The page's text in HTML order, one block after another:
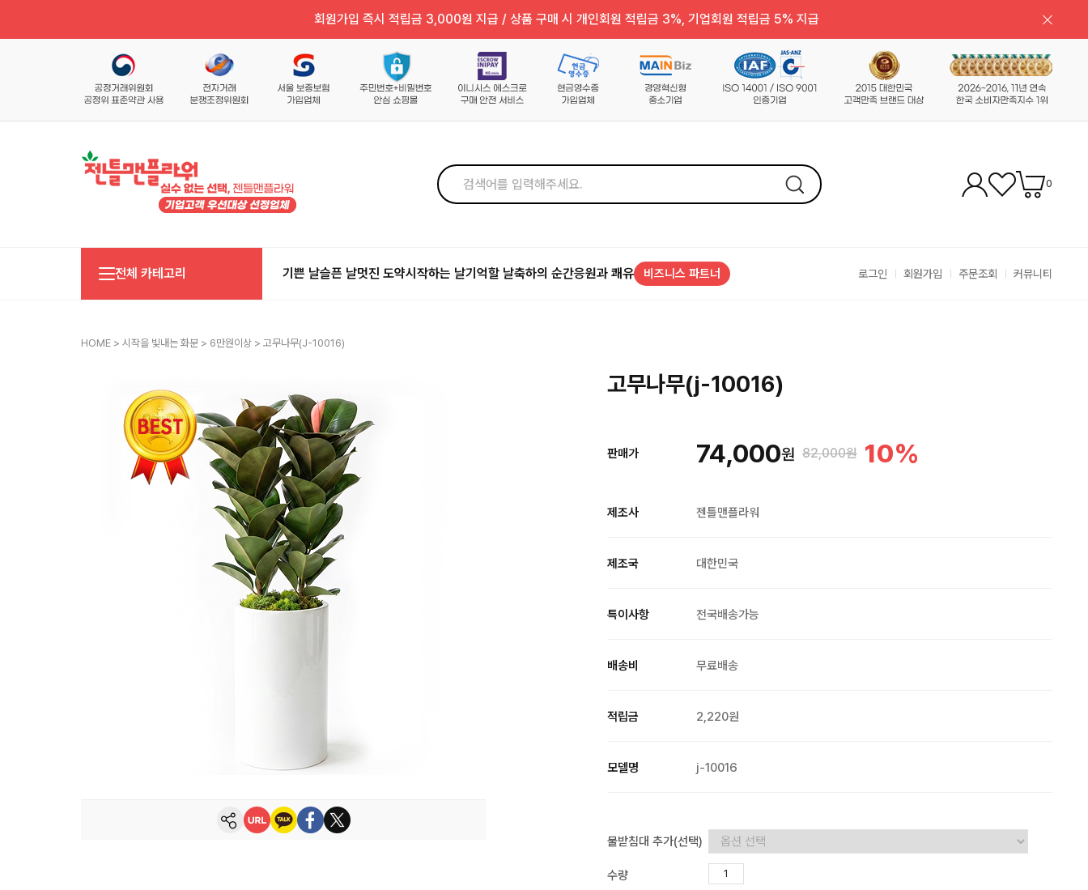
회원가입 즉시 적립금 3,000원 지급 / 상품 구매 시 개인회원 적립금 3%, 기업회원 적립금 5% 지급
0
전체 카테고리 기쁜 날슬픈 날멋진 도약시작하는 날기억할 날축하의 순간응원과 쾌유 비즈니스 파트너 로그인 회원가입 주문조회 커뮤니티
HOME > 시작을 빛내는 화분 > 6만원이상 > 고무나무(j-10016)
고무나무(j-10016)
판매가 74,000원 82,000원 10%
제조사 젠틀맨플라워
제조국 대한민국
특이사항 전국배송가능
배송비 무료배송
적립금 2,220원
모델명 j-10016
물받침대 추가(선택)
수량